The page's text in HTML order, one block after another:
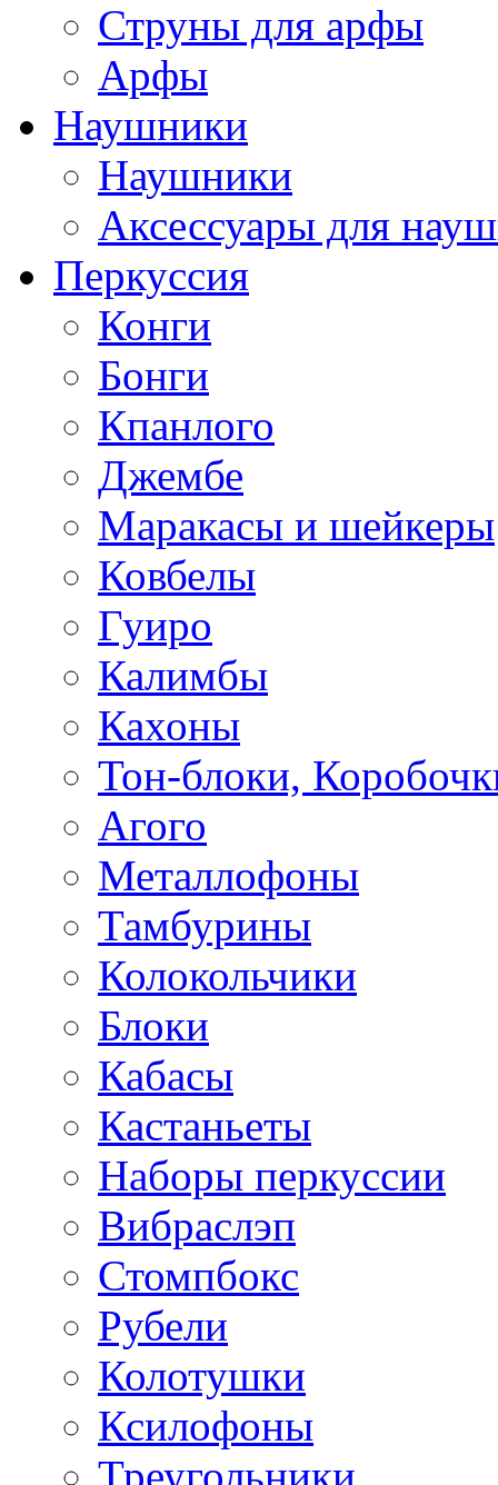
Струны для арфы
Арфы
Наушники
Наушники
Аксессуары для
Перкуссия
Конги
Бонги
Кпанлого
Джембе
Маракасы и шейкеры
Ковбелы
Гуиро
Калимбы
Кахоны
Тон-блоки,
Агого
Металлофоны
Тамбурины
Колокольчики
Блоки
Кабасы
Кастаньеты
Наборы перкуссии
Вибраслэп
Стомпбокс
Рубели
Колотушки
Ксилофоны